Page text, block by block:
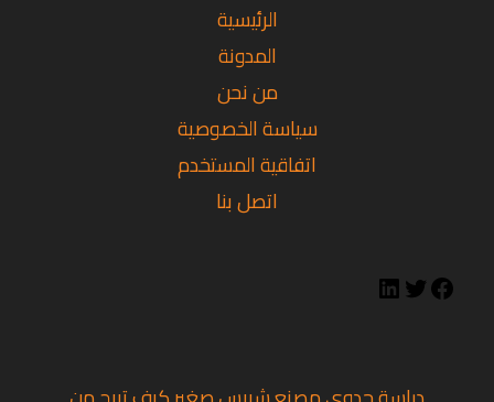
الرئيسية
المدونة
من نحن
سياسة الخصوصية
اتفاقية المستخدم
اتصل بنا